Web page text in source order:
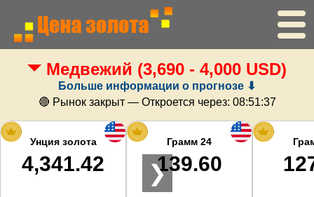
Главная
Цена золота
Цена серебра
Калькулятор золота
Медвежий (3,690 - 4,000 USD)
Больше информации о прогнозе ⬇
🔴 Рынок закрыт — Откроется через: 08:51:36
Унция золота
4,341.42
Грамм 24
139.60
❯